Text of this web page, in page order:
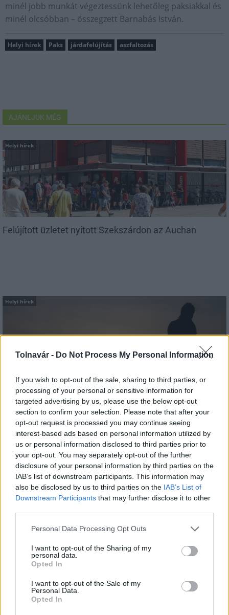
Tolnavár - Do Not Process My Personal Information
If you wish to opt-out of the sale, sharing to third parties, or
processing of your personal or sensitive information for
targeted advertising by us, please use the below opt-out
section to confirm your selection. Please note that after your
opt-out request is processed you may continue seeing
interest-based ads based on personal information utilized by
us or personal information disclosed to third parties prior to
your opt-out. You may separately opt-out of the further
disclosure of your personal information by third parties on the
IAB’s list of downstream participants. This information may
also be disclosed by us to third parties on the IAB’s List of
Downstream Participants that may further disclose it to other
Please note that this website/app uses one or more Google
not limited to your visit or usage behaviour. You may click to
grant or deny consent to Google and its third-party tags to
use your data for below specified purposes in below Google
consent section.
Personal Data Processing Opt Outs
I want to opt-out of the Sharing of my
personal data.
Opted In
I want to opt-out of the Sale of my
Personal Data.
Opted In
minél jobb munkát végeztessünk lehetőleg paksiakkal és
minél olcsóbban – összegzett Barnabás István.
Helyi hírek Paks járdafelújítás aszfaltozás
AJÁNLJUK MÉG
Helyi hírek
Felújított üzletet nyitott Szekszárdon az Auchan
Helyi hírek
Amire többmillióan vártunk: szombattól másodfokúra
csökken a riasztás
Helyi hírek